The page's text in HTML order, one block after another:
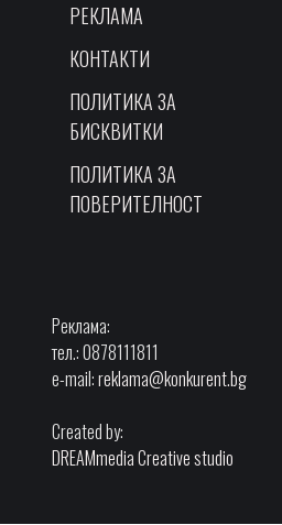
РЕКЛАМА
КОНТАКТИ
ПОЛИТИКА ЗА
БИСКВИТКИ
ПОЛИТИКА ЗА
ПОВЕРИТЕЛНОСТ
Реклама:
тел.: 0878111811
e-mail:reklama@konkurent.bg
Created by:
DREAMmedia Creative studio